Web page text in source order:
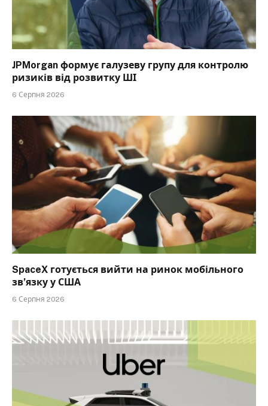
JPMorgan формує галузеву групу для контролю
ризиків від розвитку ШІ
6 Серпня 2026
SpaceX готується вийти на ринок мобільного
зв’язку у США
6 Серпня 2026